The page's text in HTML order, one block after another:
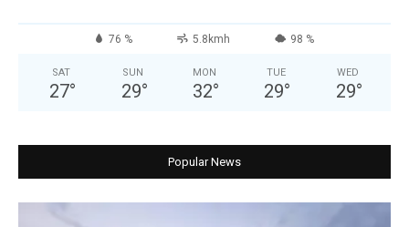
76 % 5.8kmh 98 %
SAT
27°
SUN
29°
MON
32°
TUE
29°
WED
29°
Popular News